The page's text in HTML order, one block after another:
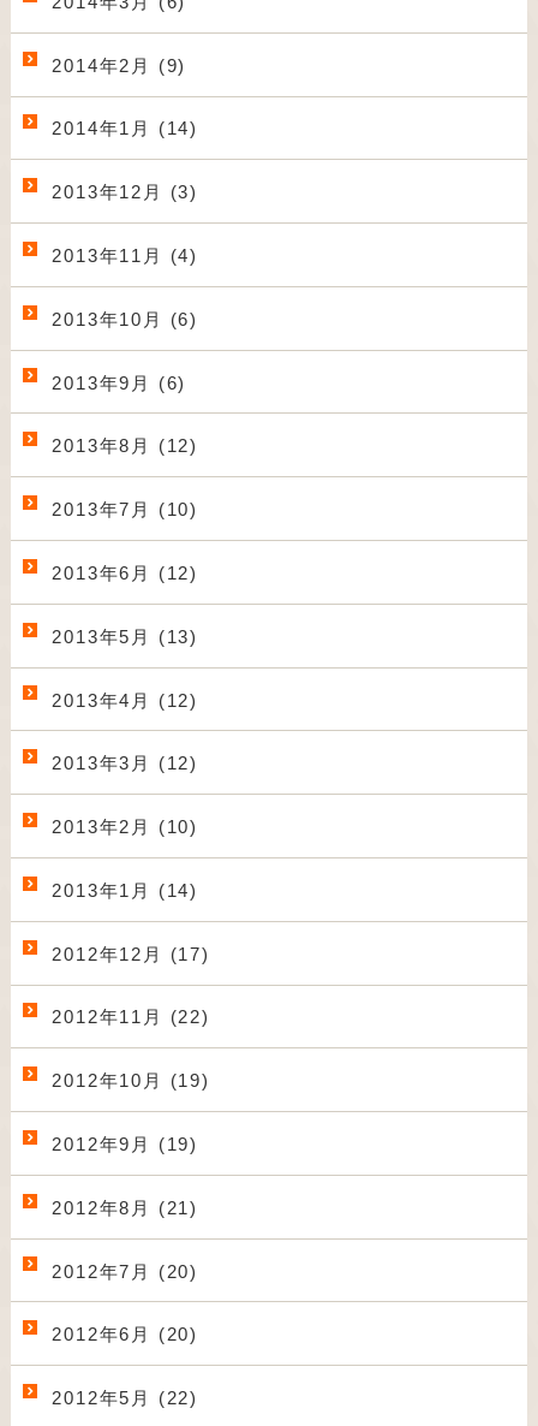
2014年2月 (9)
2014年1月 (14)
2013年12月 (3)
2013年11月 (4)
2013年10月 (6)
2013年9月 (6)
2013年8月 (12)
2013年7月 (10)
2013年6月 (12)
2013年5月 (13)
2013年4月 (12)
2013年3月 (12)
2013年2月 (10)
2013年1月 (14)
2012年12月 (17)
2012年11月 (22)
2012年10月 (19)
2012年9月 (19)
2012年8月 (21)
2012年7月 (20)
2012年6月 (20)
2012年5月 (22)